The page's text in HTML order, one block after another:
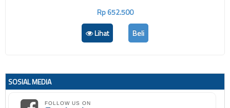
Rp 652.500
Lihat
Beli
SOSIAL MEDIA
FOLLOW US ON